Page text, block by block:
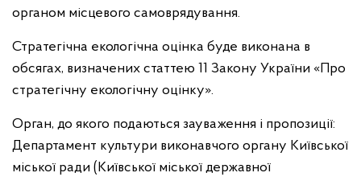
органом місцевого самоврядування.
Стратегічна екологічна оцінка буде виконана в
обсягах, визначених статтею 11 Закону України «Про
стратегічну екологічну оцінку».
Орган, до якого подаються зауваження і пропозиції:
Департамент культури виконавчого органу Київської
міської ради (Київської міської державної